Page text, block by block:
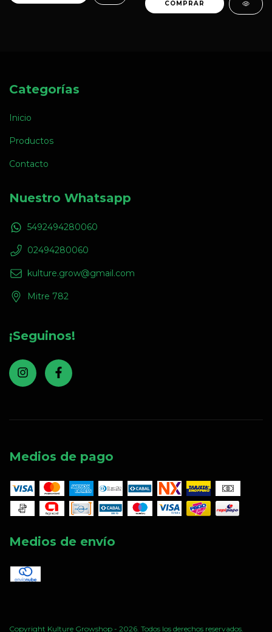
Categorías
Inicio
Productos
Contacto
Nuestro Whatsapp
5492494280060
02494280060
kulture.grow@gmail.com
Mitre 782
¡Seguinos!
Medios de pago
Medios de envío
Copyright Kulture Growshop - 2026. Todos los derechos reservados.